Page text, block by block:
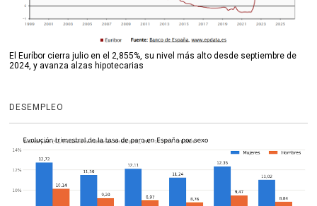
El Euríbor cierra julio en el 2,855%, su nivel más alto desde septiembre de
2024, y avanza alzas hipotecarias
DESEMPLEO